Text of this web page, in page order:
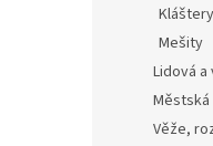
Kláštery
Mešity
Lidová
Věže,